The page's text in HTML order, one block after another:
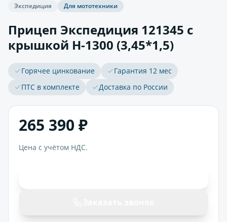
Экспедиция Для мототехники
Прицеп Экспедиция 121345 с
крышкой H-1300 (3,45*1,5)
Горячее цинкование
Гарантия 12 мес
ПТС в комплекте
Доставка по России
265 390 ₽
Цена с учётом НДС.